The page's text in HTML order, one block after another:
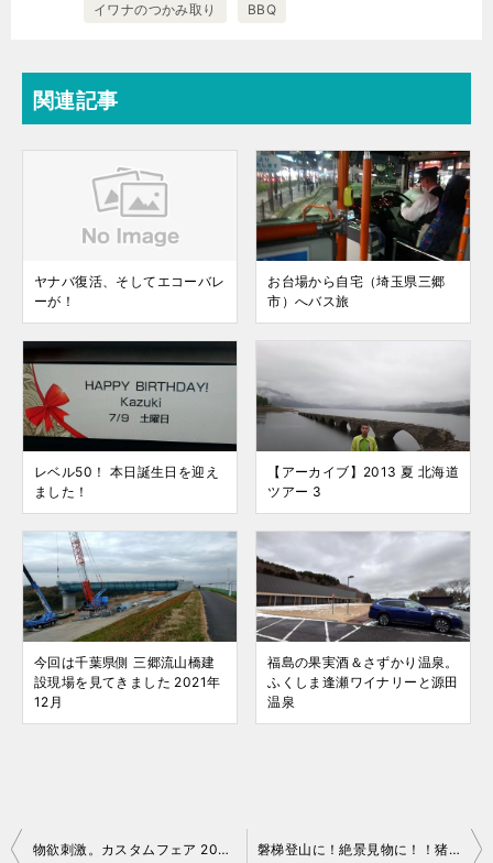
イワナのつかみ取り BBQ
関連記事
ヤナバ復活、そしてエコーバレ
ーが！
お台場から自宅（埼玉県三郷
市）へバス旅
レベル50！ 本日誕生日を迎え
ました！
【アーカイブ】2013 夏 北海道
ツアー 3
今回は千葉県側 三郷流山橋建
設現場を見てきました 2021年
12月
福島の果実酒＆さずかり温泉。
ふくしま逢瀬ワイナリーと源田
温泉
投
物欲刺激。カスタムフェア 2026 注目アイテム 磐梯登山に！絶景見物に！！猪苗代スキー場の夏山リフト 2026